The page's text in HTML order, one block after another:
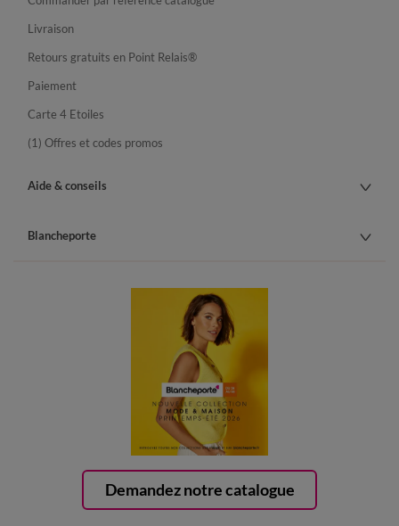
Demandez notre catalogue
Livraison
Retours gratuits en Point Relais®
Paiement
Carte 4 Etoiles
(1) Offres et codes promos
Aide & conseils
Blancheporte